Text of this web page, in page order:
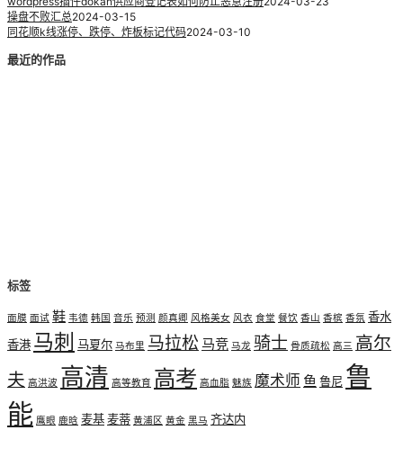
操盘不败汇总2024-03-15
同花顺k线涨停、跌停、炸板标记代码2024-03-10
最近的作品
标签
面膜 面试 鞋 韦德 韩国 音乐 预测 颜真卿 风格美女 风衣 食堂 餐饮 香山 香槟 香氛 香水
香港 马刺 马夏尔 马布里 马拉松 马竞 马龙 骑士 骨质疏松 高三 高尔
夫 高洪波 高清 高等教育 高考 高血脂 魅族 魔术师 鱼 鲁尼 鲁
能 鹰眼 鹿晗 麦基麦蒂 黄浦区 黄金 黑马 齐达内